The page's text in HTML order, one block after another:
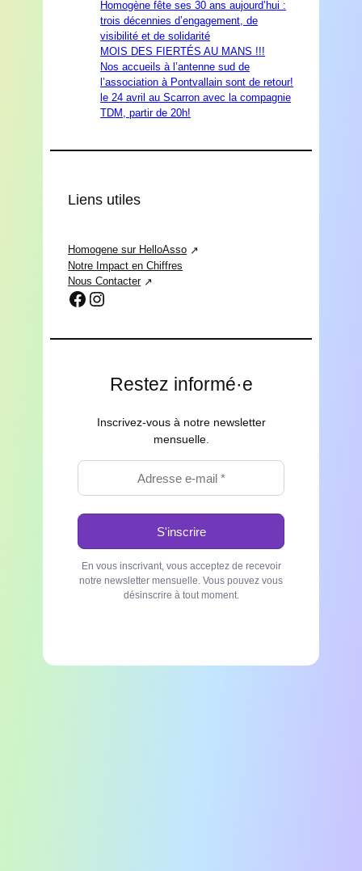
Homogène fête ses 30 ans aujourd’hui :
trois décennies d’engagement, de
visibilité et de solidarité
MOIS DES FIERTÉS AU MANS !!!
Nos accueils à l’antenne sud de
l’association à Pontvallain sont de retour!
le 24 avril au Scarron avec la compagnie
TDM, partir de 20h!
Liens utiles
Homogene sur HelloAsso
Notre Impact en Chiffres
Nous Contacter
Facebook
Instagram
Restez informé·e
Inscrivez-vous à notre newsletter
mensuelle.
En vous inscrivant, vous acceptez de recevoir
notre newsletter mensuelle. Vous pouvez vous
désinscrire à tout moment.